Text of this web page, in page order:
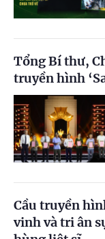
Tổng Bí thư,
truyền hình
Cầu truyền
vinh và tri ân